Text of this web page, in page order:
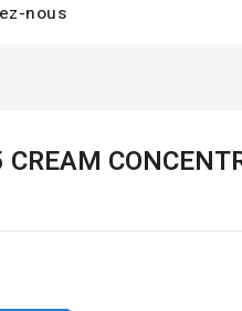
nous
CREAM